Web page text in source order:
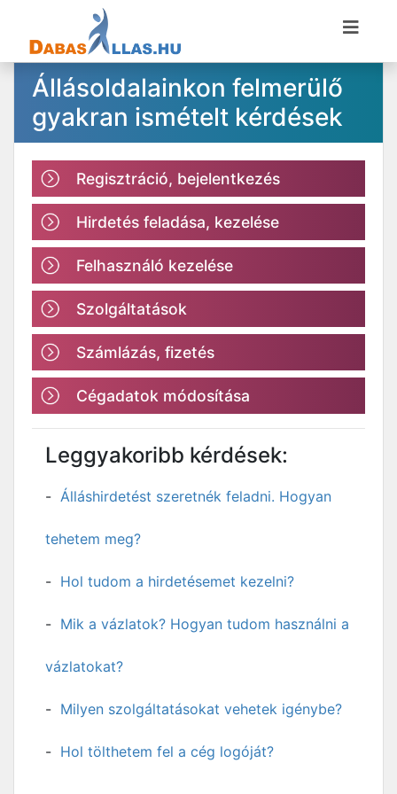
Állásoldalainkon felmerülő
gyakran ismételt kérdések
Regisztráció, bejelentkezés
Hirdetés feladása, kezelése
Felhasználó kezelése
Szolgáltatások
Számlázás, fizetés
Cégadatok módosítása
Leggyakoribb kérdések:
Álláshirdetést szeretnék feladni. Hogyan
tehetem meg?
Hol tudom a hirdetésemet kezelni?
Mik a vázlatok? Hogyan tudom használni a
vázlatokat?
Milyen szolgáltatásokat vehetek igénybe?
Hol tölthetem fel a cég logóját?